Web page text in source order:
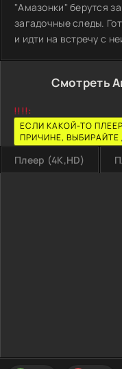
"Амазонки" берутся
загадочные следы.
и идти на встречу с
Смотреть
!!!!:
ЕСЛИ КАКОЙ-ТО
ПРИЧИНЕ,
Плеер (4K,HD)